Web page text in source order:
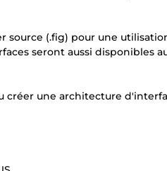
(.fig) pour une
seront aussi disponibles
une architecture